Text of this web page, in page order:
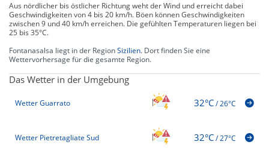
Aus nördlicher bis östlicher Richtung weht der Wind und erreicht dabei
Geschwindigkeiten von 4 bis 20 km/h. Böen können Geschwindigkeiten
zwischen 9 und 40 km/h erreichen. Die gefühlten Temperaturen liegen bei
25 bis 35°C.
Fontanasalsa liegt in der RegionSizilien. Dort finden Sie eine
Wettervorhersage für die gesamte Region.
Das Wetter in der Umgebung
Wetter Guarrato 32°C/26°C
Wetter Pietretagliate Sud 32°C/27°C